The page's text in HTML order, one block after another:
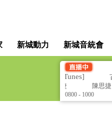
新城動力 新城音統會
「捷」 [Classical Tunes]
陳思捷
0800 - 1000